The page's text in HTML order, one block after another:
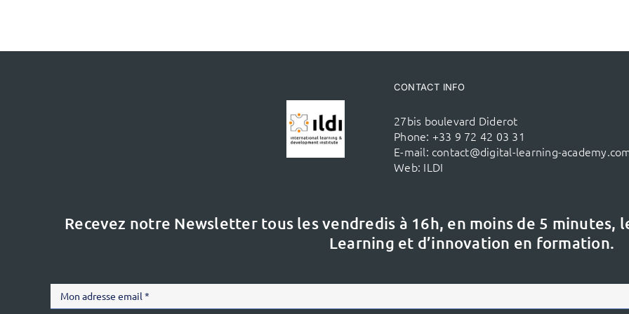
CONTACT INFO
27bis boulevard Diderot
Phone: +33 9 72 42 03 31
E-mail: contact@digital-learning-
Web: ILDI
Recevez notre Newsletter tous les vendredis à 16h, en moins de 5 minutes,
Learning et d’innovation en formation.